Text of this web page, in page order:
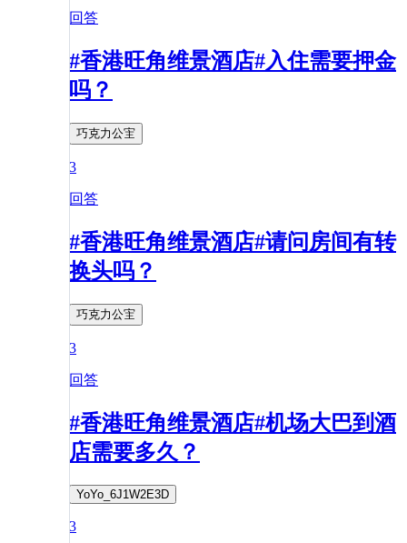
回答
#香港旺角维景酒店#入住需要押金
吗？
巧克力公宔
3
回答
#香港旺角维景酒店#请问房间有转
换头吗？
巧克力公宔
3
回答
#香港旺角维景酒店#机场大巴到酒
店需要多久？
YoYo_6J1W2E3D
3